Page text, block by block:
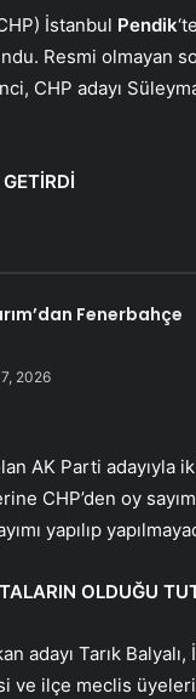
İstanbul Pendik
Resmi olmayan
CHP adayı
Fenerbahçe
2026
AK Parti adayıyla
CHP’den oy
yapılıp
OLDUĞU
adayı Tarık
ve ilçe meclis